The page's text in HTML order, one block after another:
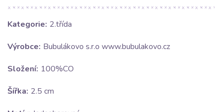
Kategorie: 2.třída
Výrobce: Bubulákovo s.r.o www.bubulakovo.cz
Složení: 100%CO
Šířka: 2.5 cm